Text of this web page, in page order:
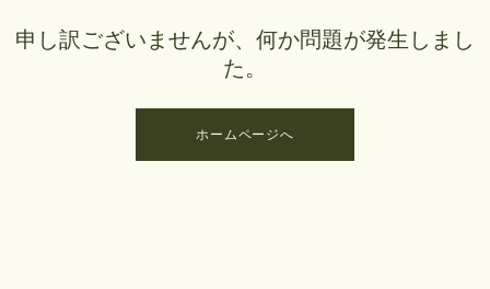
申し訳ございませんが、何か問題が発生しまし
た。
ホームページへ